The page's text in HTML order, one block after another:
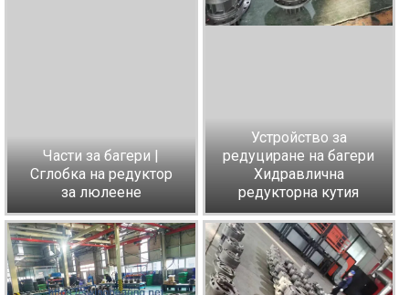
Части за багери |
Сглобка на редуктор
за люлеене
Устройство за
редуциране на багери
Хидравлична
редукторна кутия